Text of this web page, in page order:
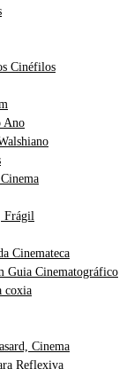
Cinéfilos
Ano
Frágil
Cinemateca
Guia Cinematográfico
coxia
Cinema
Reflexiva